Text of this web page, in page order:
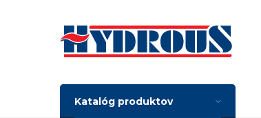
Katalóg produktov